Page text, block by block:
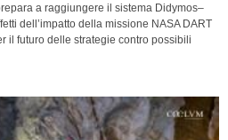
a raggiungere il sistema Didymos–
dell’impatto della missione NASA DART
il futuro delle strategie contro possibili